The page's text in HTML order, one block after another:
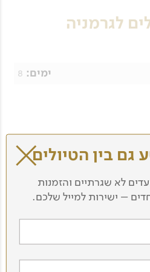
לגרמניה
ימים: 8
המחיר לאדם במאסטר סוויטה זוגית | 27 מ"ר, קומה 3,בין הטיולים
לא שגרתיים והזמנות
– ישירות למייל שלכם.